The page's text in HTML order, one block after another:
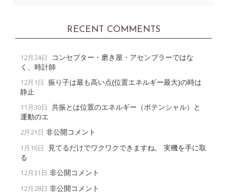
RECENT COMMENTS
12月24日
コンセプター・磨き屋・アセンブラーではな
く、時計師
12月1日 振り子は最も高い点(位置エネルギー最大)の時は
静止
11月30日 共振とは位置のエネルギー（ポテンシャル）と
運動のエ
2月21日 非公開コメント
1月16日
見てるだけでワクワクできますね。 実機を手に取
る
12月31日 非公開コメント
12月28日 非公開コメント